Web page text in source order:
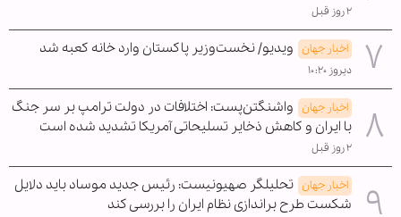
۲ روز قبل
اخبار جهان ویدیو/ نخست‌وزیر پاکستان وارد خانه کعبه شد
دیروز ۱۰:۲۰
اخبار جهان واشنگتن‌پست: اختلافات در دولت ترامپ بر سر جنگ
با ایران و کاهش ذخایر تسلیحاتی آمریکا تشدید شده است
۲ روز قبل
اخبار جهان تحلیلگر صهیونیست: رئیس جدید موساد باید دلایل
شکست طرح براندازی نظام ایران را بررسی کند